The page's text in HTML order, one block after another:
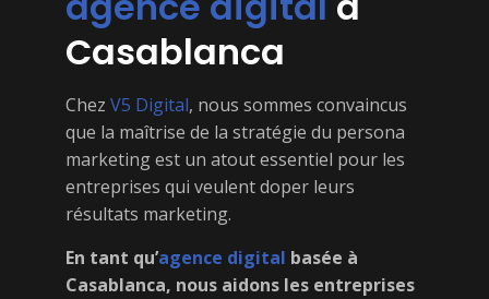
Casablanca
Chez V5 Digital, nous sommes convaincus
que la maîtrise de la stratégie du persona
marketing est un atout essentiel pour les
entreprises qui veulent doper leurs
résultats marketing.
En tant qu’agence digital basée à
Casablanca, nous aidons les entreprises